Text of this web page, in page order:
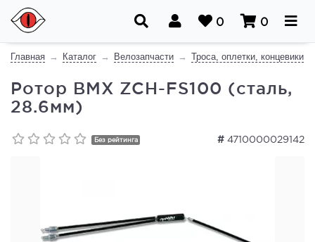
0 0
Главная Каталог Велозапчасти Троса, оплетки, концевики
Ротор ВМХ ZCH-FS100 (сталь,
28.6мм)
# 4710000029142
Без рейтинга